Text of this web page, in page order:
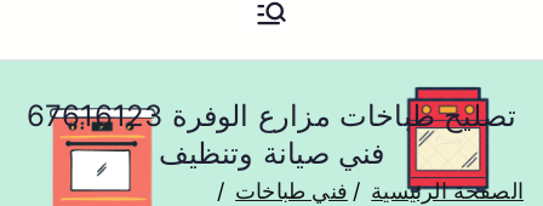
فني تصليح طباخات هندي الكويت
تصليح طباخات مزارع الوفرة 67616123
فني صيانة وتنظيف
الصفحة الرئيسية
فني طباخات